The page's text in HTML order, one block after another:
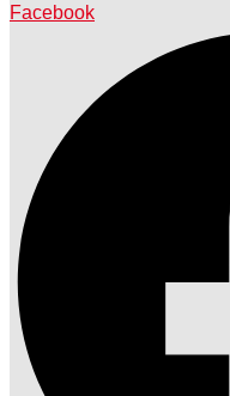
Facebook